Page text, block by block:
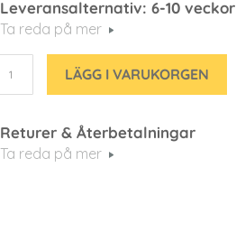
Leveransalternativ: 6-10 veckor
Ta reda på mer
LÄGG I VARUKORGEN
Returer & Återbetalningar
Ta reda på mer